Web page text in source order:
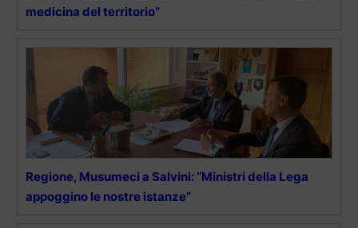
medicina del territorio”
Regione, Musumeci a Salvini: “Ministri della Lega
appoggino le nostre istanze”